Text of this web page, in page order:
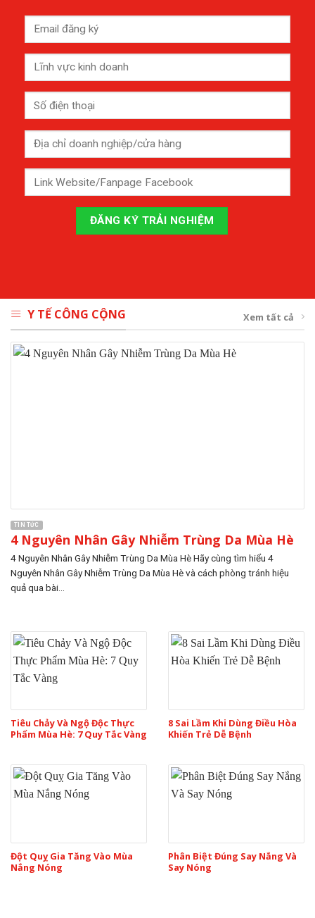
Y TẾ CÔNG CỘNG Xem tất cả
TIN TỨC
4 Nguyên Nhân Gây Nhiễm Trùng Da Mùa Hè
4 Nguyên Nhân Gây Nhiễm Trùng Da Mùa Hè Hãy cùng tìm hiểu 4
Nguyên Nhân Gây Nhiễm Trùng Da Mùa Hè và cách phòng tránh hiệu
quả qua bài...
Tiêu Chảy Và Ngộ Độc Thực
Phẩm Mùa Hè: 7 Quy Tắc Vàng
8 Sai Lầm Khi Dùng Điều Hòa
Khiến Trẻ Dễ Bệnh
Đột Quỵ Gia Tăng Vào Mùa
Nắng Nóng
Phân Biệt Đúng Say Nắng Và
Say Nóng